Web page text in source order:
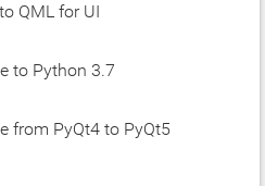
QML for UI
to Python 3.7
from PyQt4 to PyQt5